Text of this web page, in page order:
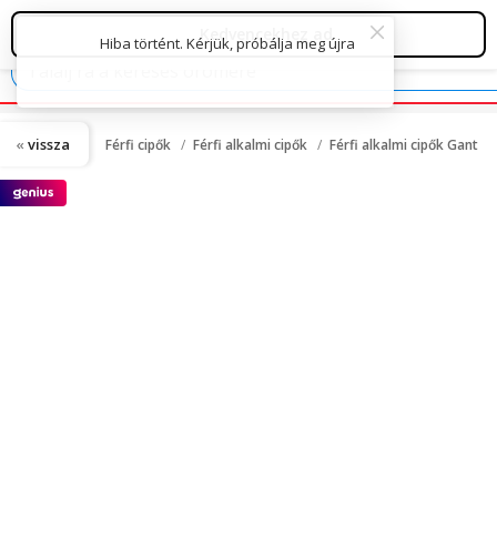
Férfi cipők Férfi alkalmi cipők Férfi alkalmi cipők Gant
vissza